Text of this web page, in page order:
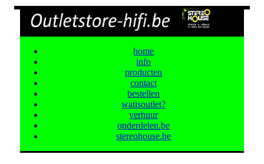
home
info
producten
contact
bestellen
watisoutlet?
verhuur
onderdelen.be
stereohouse.be